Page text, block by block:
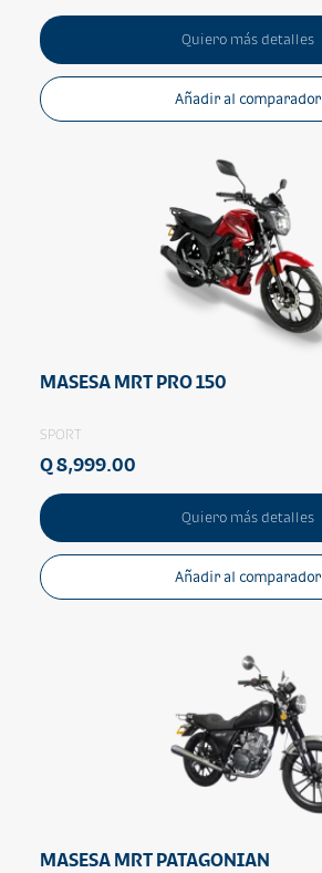
Quiero más detalles
Añadir al comparador
MASESA MRT PRO 150
SPORT
Q 8,999.00
Quiero más detalles
Añadir al comparador
MASESA MRT PATAGONIAN